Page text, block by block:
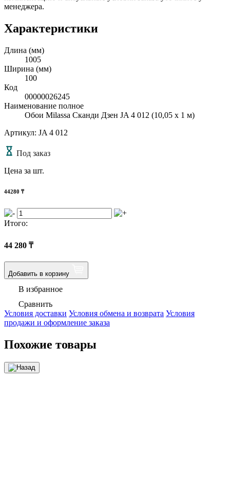
менеджера.
Характеристики
Длина (мм)
1005
Ширина (мм)
100
Код
00000026245
Наименование полное
Обои Milassa Сканди Дзен JA 4 012 (10,05 х 1 м)
Артикул: JA 4 012
Под заказ
Цена за шт.
44280 ₸
Итого:
44 280 ₸
Добавить в корзину
В избранное
Сравнить
Условия доставки Условия обмена и возврата Условия
продажи и оформление заказа
Похожие товары